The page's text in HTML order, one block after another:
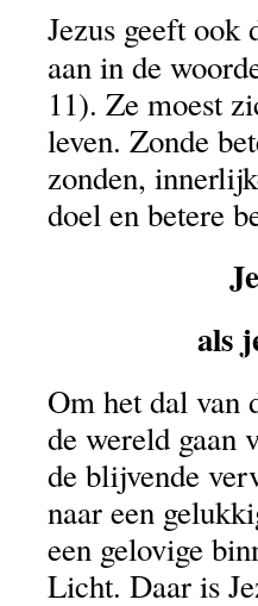
Jezus geeft ook
aan in de
11). Ze moest
leven. Zonde
zonden,
doel en betere
als
Om het dal van
de wereld gaan
de blijvende
naar een
een gelovige
Licht. Daar is